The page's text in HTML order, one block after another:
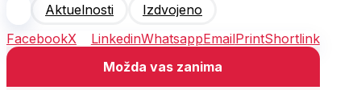
Aktuelnosti
Izdvojeno
FacebookX LinkedinWhatsappEmailPrintShortlink
Možda vas zanima